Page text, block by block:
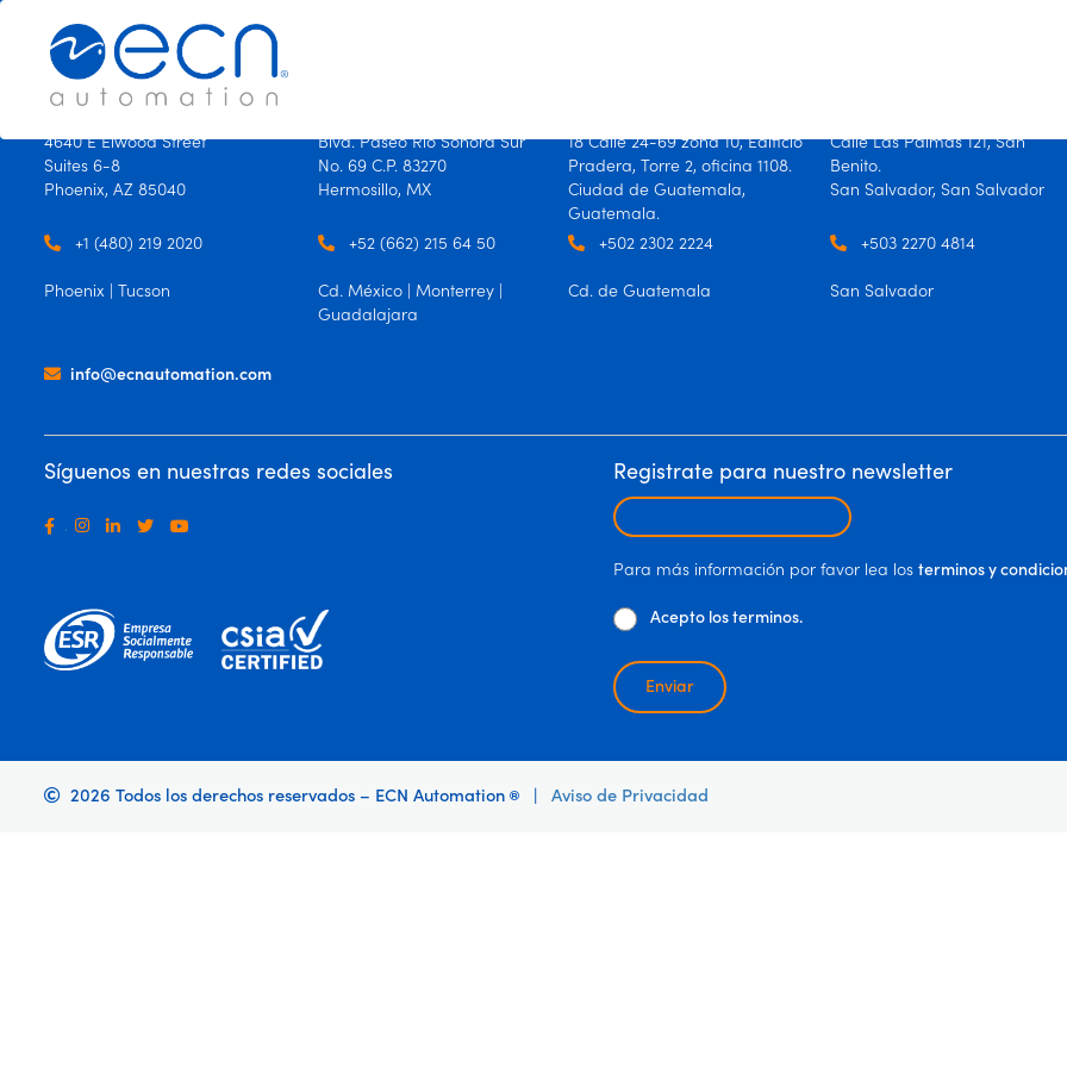
Productos
Oficinas
Contáctanos
USA
4640 E Elwood Street
Suites 6-8
Phoenix, AZ 85040
+1 (480) 219 2020
Phoenix | Tucson
Blvd. Paseo Río Sonora Sur
No. 69 C.P. 83270
Hermosillo, MX
+52 (662) 215 64 50
Cd. México | Monterrey |
Guadalajara
18 Calle 24-69 zona 10, Edificio
Pradera, Torre 2, oficina 1108.
Ciudad de Guatemala,
Guatemala.
+502 2302 2224
Cd. de Guatemala
Calle Las Palmas 121, San
Benito.
San Salvador, San Salvador
+503 2270 4814
San Salvador
info@ecnautomation.com
Síguenos en nuestras redes sociales
.
Registrate para nuestro newsletter
Para más información por favor lea losterminos y
Acepto los terminos.
Enviar
2026 Todos los derechos reservados – ECN Automation Aviso de Privacidad